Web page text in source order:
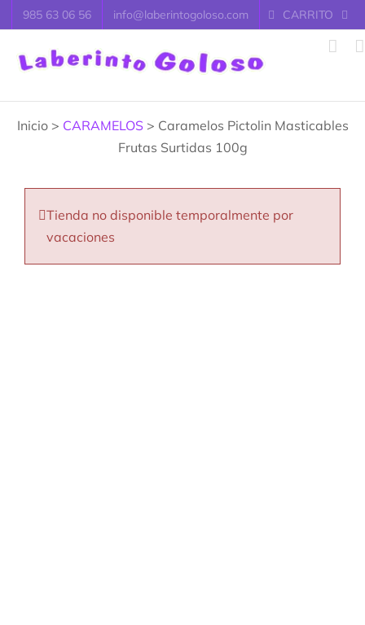
Saltar
al
contenido
985 63 06 56 info@laberintogoloso.com CARRITO
Inicio > CARAMELOS> Caramelos Pictolin Masticables
Frutas Surtidas 100g
Tienda no disponible temporalmente por
vacaciones